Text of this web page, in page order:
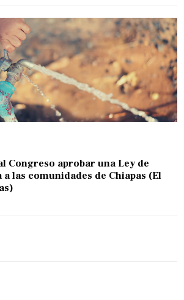
Congreso aprobar una Ley de
a las comunidades de Chiapas (El